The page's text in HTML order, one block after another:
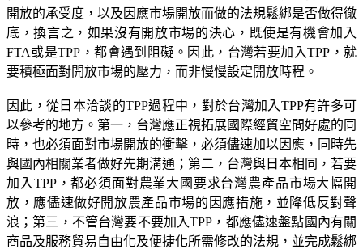
開放的承受度，以及因應市場開放而做的法規鬆綁是否做得徹
底，換言之，如果沒有開放市場的決心，既使是有機會加入
FTA或是TPP，都會遇到阻礙。因此，台灣若要加入TPP，就
要積極面對開放市場的壓力，而非慢慢設定開放時程。
因此，從日本洽談的TPP過程中，對於台灣加入TPP有許多可
以參考的地方。第一，台灣應正視拓展國際經貿空間好處的同
時，也必須面對市場開放的衝擊，必須儘速加以因應，同時先
與國內相關業者做好先期溝通；第二，台灣與日本相同，若要
加入TPP，都必須面對農業大國要求台灣農產品市場大幅開
放，應儘速做好開放農產品市場的因應措施，並降低反對聲
浪；第三，不管台灣要不要加入TPP，都應儘速盤點國內有關
商品及服務貿易自由化及便捷化所需修改的法規，並完成鬆綁